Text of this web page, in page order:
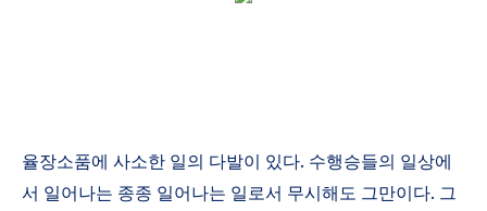
율장소품에 사소한 일의 다발이 있다. 수행승들의 일상에
서 일어나는 종종 일어나는 일로서 무시해도 그만이다. 그